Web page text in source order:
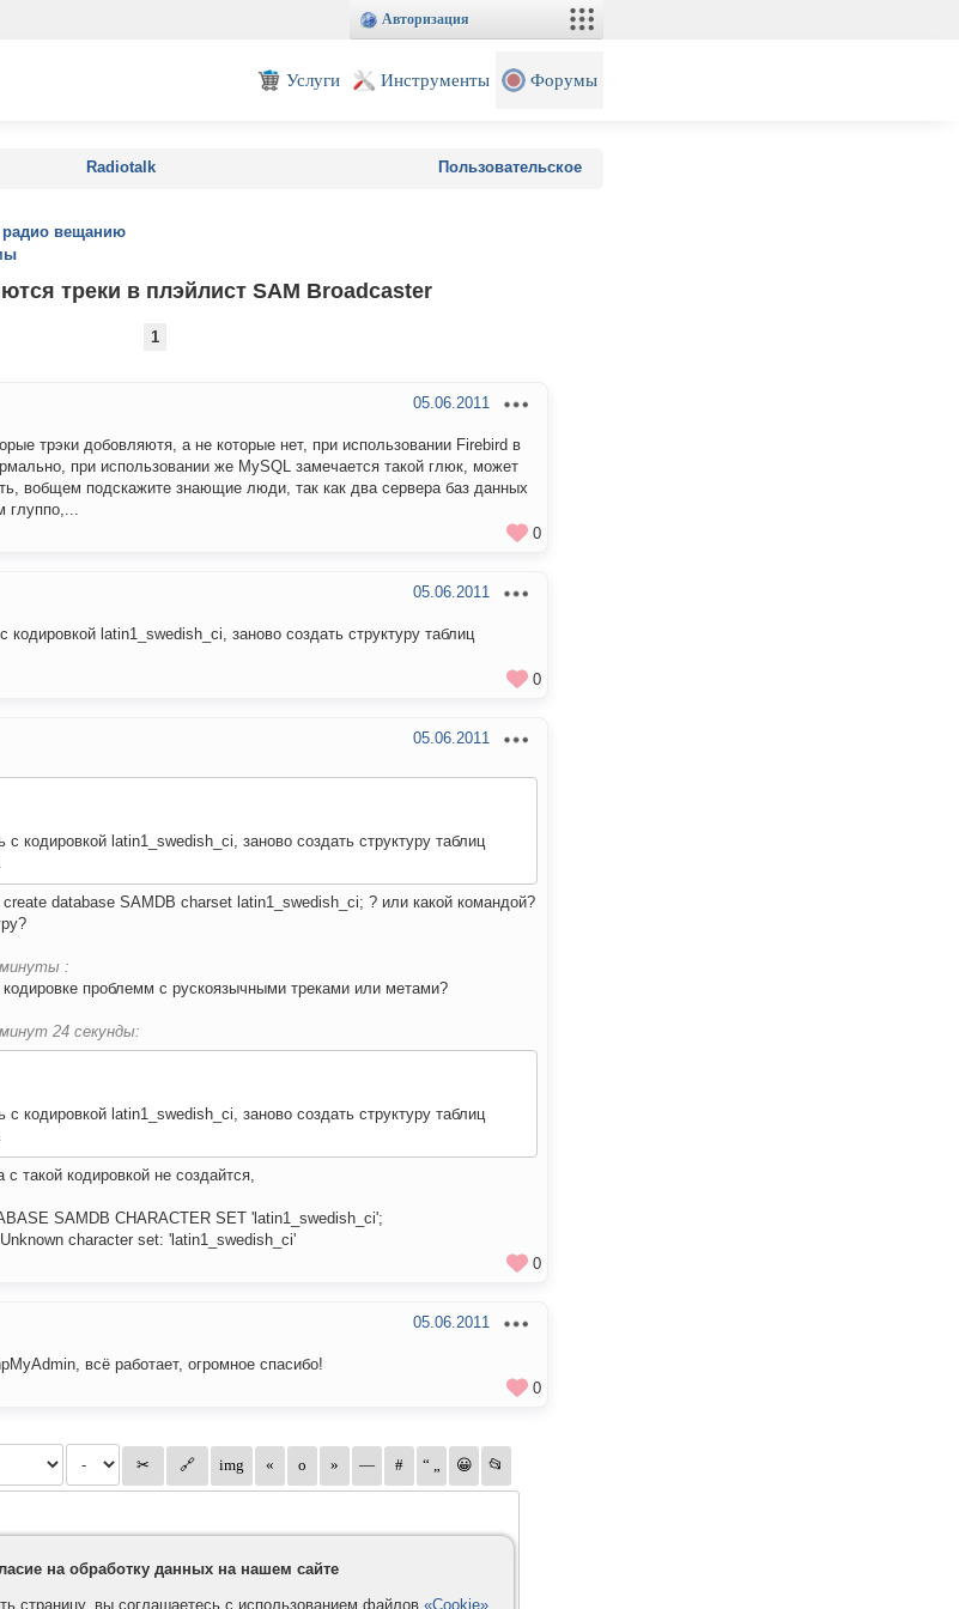
Авторизация
Услуги Инструменты Форумы
Radiotalk Пользовательское
вещанию
треки в плэйлист SAM Broadcaster
1
05.06.2011
трэки добовляютя, а не которые нет, при использовании Firebird в
при использовании же MySQL замечается такой глюк, может
вобщем подскажите знающие люди, так как два сервера баз данных
глуппо,...
0
05.06.2011
кодировкой latin1_swedish_ci, заново создать структуру таблиц
0
05.06.2011
с кодировкой latin1_swedish_ci, заново создать структуру таблиц
create database SAMDB charset latin1_swedish_ci; ? или какой командой?
:
проблемм с рускоязычными треками или метами?
24 секунды:
с кодировкой latin1_swedish_ci, заново создать структуру таблиц
с такой кодировкой не создайтся,
SAMDB CHARACTER SET 'latin1_swedish_ci';
character set: 'latin1_swedish_ci'
0
05.06.2011
всё работает, огромное спасибо!
0
на обработку данных на нашем сайте
страницу, вы соглашаетесь с использованием файлов «Cookie»